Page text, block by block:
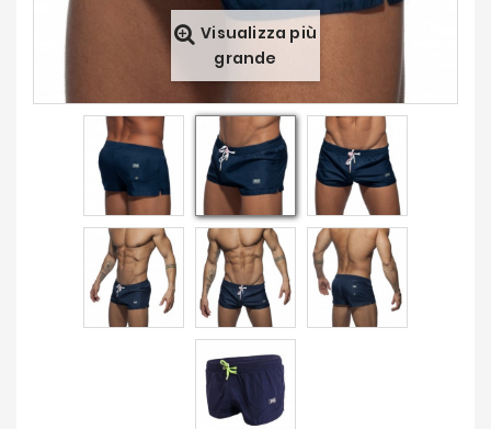
Prodotti
Offerte
Visualizza più
grande